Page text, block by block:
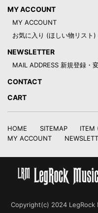
MY ACCOUNT
MY ACCOUNT
お気に入り (ほしい物リスト)
NEWSLETTER
MAIL ADDRESS 新規登録・
CONTACT
CART
HOME SITEMAP ITEM
MY ACCOUNT
Copyright(c) 2024